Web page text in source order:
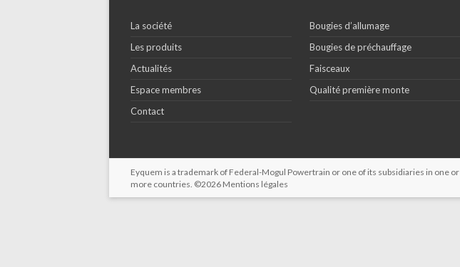
La société
Les produits
Actualités
Espace membres
Contact
Bougies d’allumage
Bougies de préchauffage
Faisceaux
Qualité première monte
Eyquem is a trademark of Federal-Mogul Powertrain or one of its subsidiaries in one or
more countries. ©2026 Mentions légales